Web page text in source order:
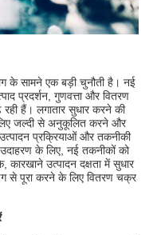
के सामने एक बड़ी चुनौती है। नई
प्रदर्शन, गुणवत्ता और वितरण
हैं। लगातार सुधार करने की
लिए जल्दी से अनुकूलित करने और
प्रक्रियाओं और तकनीकी
के लिए, नई तकनीकों को
उत्पादन दक्षता में सुधार
से पूरा करने के लिए वितरण चक्र